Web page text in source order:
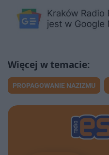
PROPAGOWANIE NAZIZMU